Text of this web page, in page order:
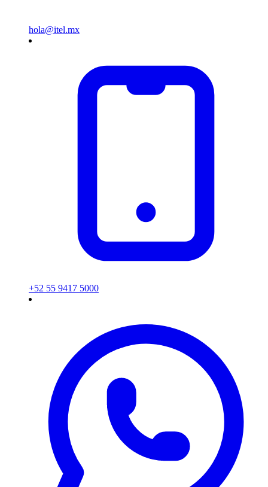
hola@itel.mx
+52 55 9417 5000